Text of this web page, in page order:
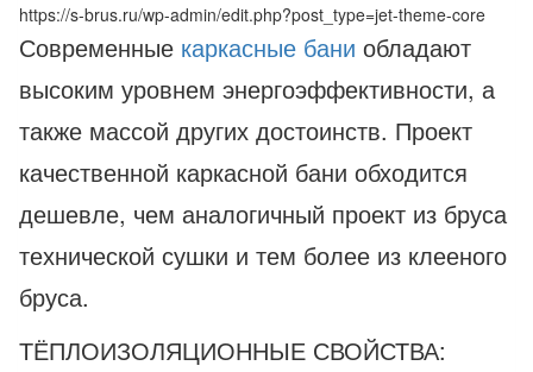
https://s-brus.ru/wp-admin/edit.php?post_type=jet-theme-core
Современные каркасные бани обладают
высоким уровнем энергоэффективности, а
также массой других достоинств. Проект
качественной каркасной бани обходится
дешевле, чем аналогичный проект из бруса
технической сушки и тем более из клееного
бруса.
ТЁПЛОИЗОЛЯЦИОННЫЕ СВОЙСТВА: